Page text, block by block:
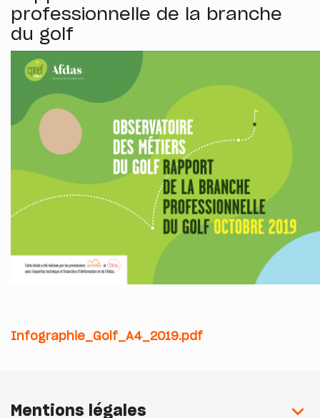
professionnelle de la branche
du golf
Infographie_Golf_A4_2019.pdf
Mentions légales